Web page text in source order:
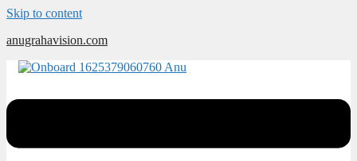
Skip to content
anugrahavision.com